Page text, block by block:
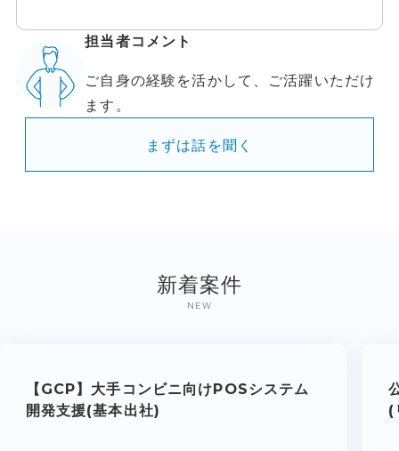
担当者コメント
ご自身の経験を活かして、ご活躍いただけ
ます。
まずは話を聞く
新着案件
NEW
【GCP】大手コンビニ向けPOSシステム
開発支援(基本出社)
(